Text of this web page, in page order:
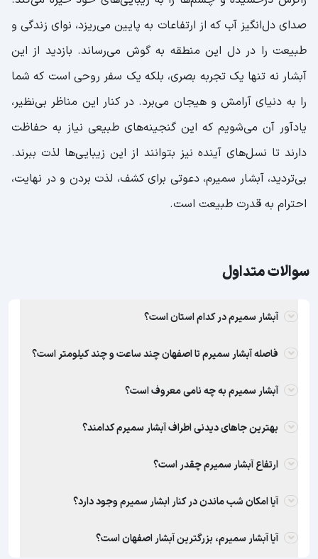
صدای دل‌انگیز آب که از ارتفاعات به پایین می‌ریزد، نوای زندگی و
طبیعت را در دل این منطقه به گوش می‌رساند. بازدید از این
آبشار نه تنها یک تجربه بصری، بلکه یک سفر روحی است که شما
را به دنیای آرامش و هیجان می‌برد. در کنار این مناظر بی‌نظیر،
یادآور آن می‌شویم که این گنجینه‌های طبیعی نیاز به حفاظت
دارند تا نسل‌های آینده نیز بتوانند از این زیبایی‌ها لذت ببرند.
بی‌تردید، آبشار سمیرم، دعوتی برای کشف، لذت بردن و در نهایت،
احترام به قدرت طبیعت است.
سوالات متداول
آبشار سمیرم در کدام استان است؟
فاصله آبشار سمیرم تا اصفهان چند ساعت و چند کیلومتر است؟
آبشار سمیرم به چه نامی معروف است؟
بهترین جاهای دیدنی اطراف آبشار سمیرم کدامند؟
ارتفاع آبشار سمیرم چقدر است؟
آیا امکان شب ماندن در کنار ابشار سمیرم وجود دارد؟
آیا آبشار سمیرم، بزرگترین آبشار اصفهان است؟